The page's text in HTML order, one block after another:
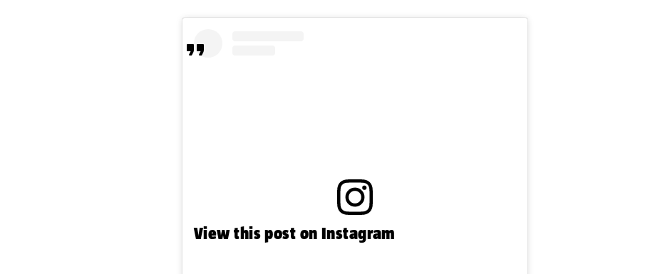
View this post on Instagram